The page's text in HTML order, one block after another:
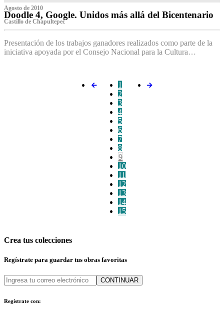
Agosto de 2010
Doodle 4, Google. Unidos más allá del Bicentenario
Castillo de Chapultepec
Presentación de los trabajos ganadores realizados como parte de la
iniciativa apoyada por el Consejo Nacional para la Cultura…
1
2
3
4
5
6
7
8
9
10
11
12
13
14
15
Crea tus colecciones
Regístrate para guardar tus obras favoritas
CONTINUAR
Regístrate con: